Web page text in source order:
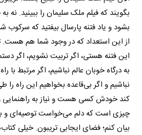
بگویند که فیلم ملک سلیمان را ببینید. نه
بشود و یاد فتنه پارسال بیفتید که سرکوب
از این استعداد که در وجود شما هم هست.
این فتنه هستی، اگر تربیت نشویم، اگر
به درگاه خوبان عالم نباشیم، اگر مرتبط با
نباشیم و اگر بی‌قاعده بخواهیم این راه
کند خودش کسی هست و نیاز به راهنمایی و
چیزی است که دلم می‌خواست توصیه‌ای و
بیان کنم؛ فضای ایجابی تریبون. خیلی